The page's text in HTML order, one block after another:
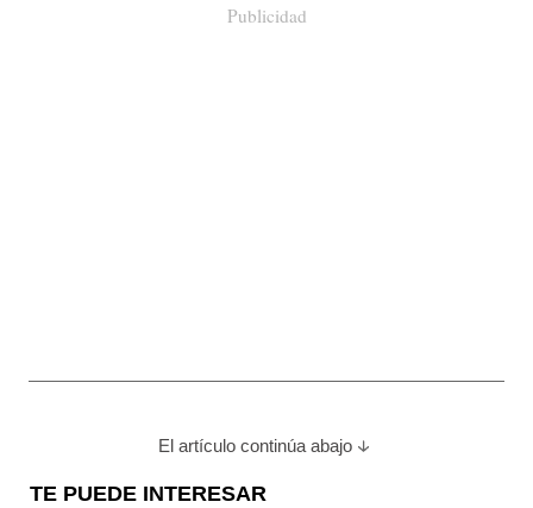
Publicidad
El artículo continúa abajo
TE PUEDE INTERESAR